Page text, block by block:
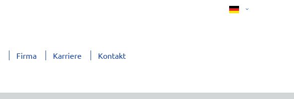
Firma Karriere Kontakt